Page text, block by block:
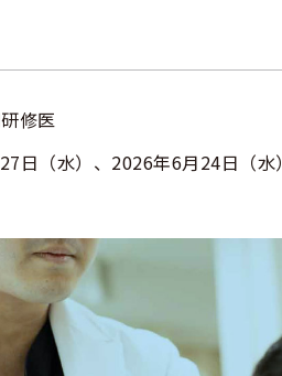
修医
日（水）、2026年6月24日（